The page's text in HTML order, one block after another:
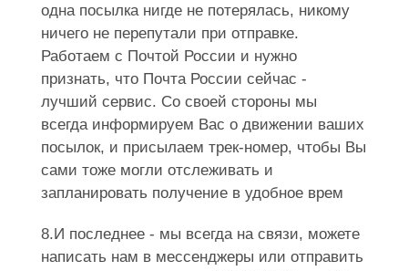
одна посылка нигде не потерялась, никому
ничего не перепутали при отправке.
Работаем с Почтой России и нужно
признать, что Почта России сейчас -
лучший сервис. Со своей стороны мы
всегда информируем Вас о движении ваших
посылок, и присылаем трек-номер, чтобы Вы
сами тоже могли отслеживать и
запланировать получение в удобное врем
8.И последнее - мы всегда на связи, можете
написать нам в мессенджеры или отправить